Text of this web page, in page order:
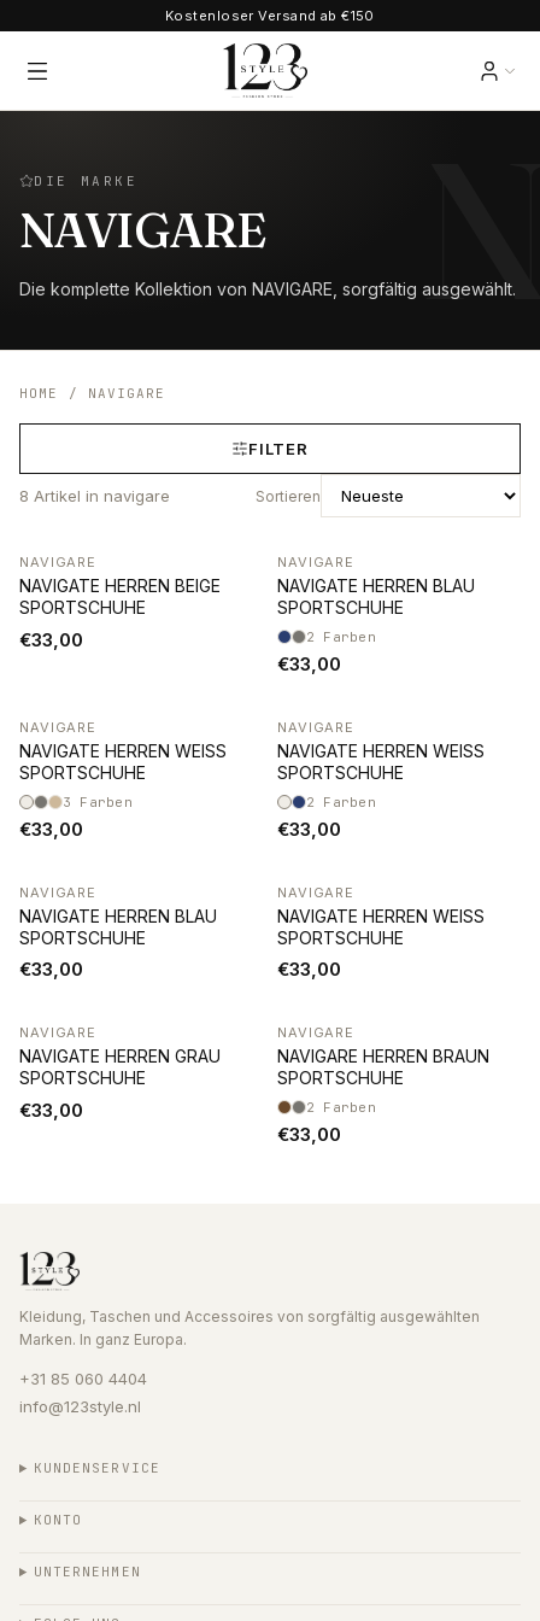
Kostenloser Versand ab €150
DIE MARKE
NAVIGARE
Die komplette Kollektion von NAVIGARE, sorgfältig ausgewählt.
HOME / NAVIGARE
FILTER
8 Artikel in navigare Sortieren
NAVIGARE
NAVIGATE HERREN BEIGE
SPORTSCHUHE
€33,00
NAVIGARE
NAVIGATE HERREN BLAU
SPORTSCHUHE
2 Farben
€33,00
NAVIGARE
NAVIGATE HERREN WEISS
SPORTSCHUHE
3 Farben
€33,00
NAVIGARE
NAVIGATE HERREN WEISS
SPORTSCHUHE
2 Farben
€33,00
NAVIGARE
NAVIGATE HERREN BLAU
SPORTSCHUHE
€33,00
NAVIGARE
NAVIGATE HERREN WEISS
SPORTSCHUHE
€33,00
NAVIGARE
NAVIGATE HERREN GRAU
SPORTSCHUHE
€33,00
NAVIGARE
NAVIGARE HERREN BRAUN
SPORTSCHUHE
2 Farben
€33,00
Kleidung, Taschen und Accessoires von sorgfältig ausgewählten
Marken. In ganz Europa.
+31 85 060 4404
info@123style.nl
KUNDENSERVICE
KONTO
UNTERNEHMEN